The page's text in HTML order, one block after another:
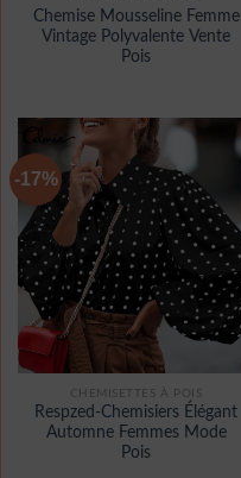
Chemise Mousseline Femme
Vintage Polyvalente Vente
Pois
-17%
CHEMISETTES À POIS
Respzed-Chemisiers Élégant
Automne Femmes Mode
Pois